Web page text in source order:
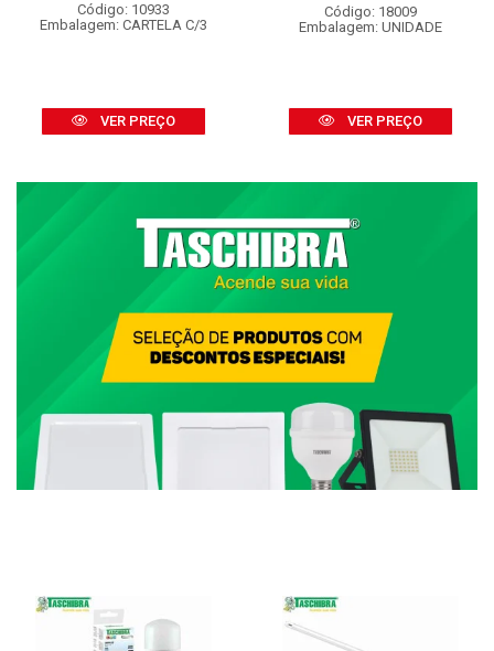
Código: 10933
Embalagem: CARTELA C/3
VER PREÇO
Código: 18009
Embalagem: UNIDADE
VER PREÇO